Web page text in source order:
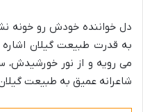
دل خواننده خودش رو خونه
به قدرت طبیعت گیلان
می رویه و از نور
شاعرانه عمیق به طبیعت